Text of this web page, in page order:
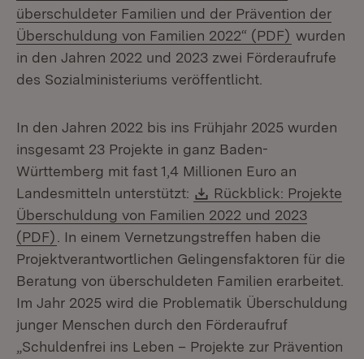
überschuldeter Familien und der Prävention der
Überschuldung von Familien 2022“ (PDF) (Öffnet in
wurden
in den Jahren 2022 und 2023 zwei Förderaufrufe
des Sozialministeriums veröffentlicht.
In den Jahren 2022 bis ins Frühjahr 2025 wurden
insgesamt 23 Projekte in ganz Baden-
Württemberg mit fast 1,4 Millionen Euro an
Landesmitteln unterstützt:
Download:
Rückblick: Projekte
Überschuldung von Familien 2022 und 2023
(PDF)​​​​​​ (Öffnet in neuem Fenster)
. In einem Vernetzungstreffen haben die
Projektverantwortlichen Gelingensfaktoren für die
Beratung von überschuldeten Familien erarbeitet.
Im Jahr 2025 wird die Problematik Überschuldung
junger Menschen durch den Förderaufruf
„Schuldenfrei ins Leben – Projekte zur Prävention